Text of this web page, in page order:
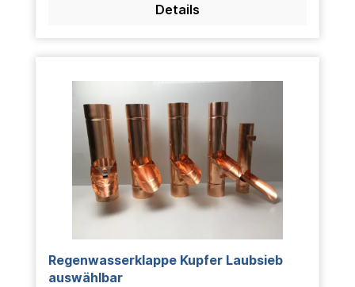
Details
Regenwasserklappe Kupfer Laubsieb
auswählbar